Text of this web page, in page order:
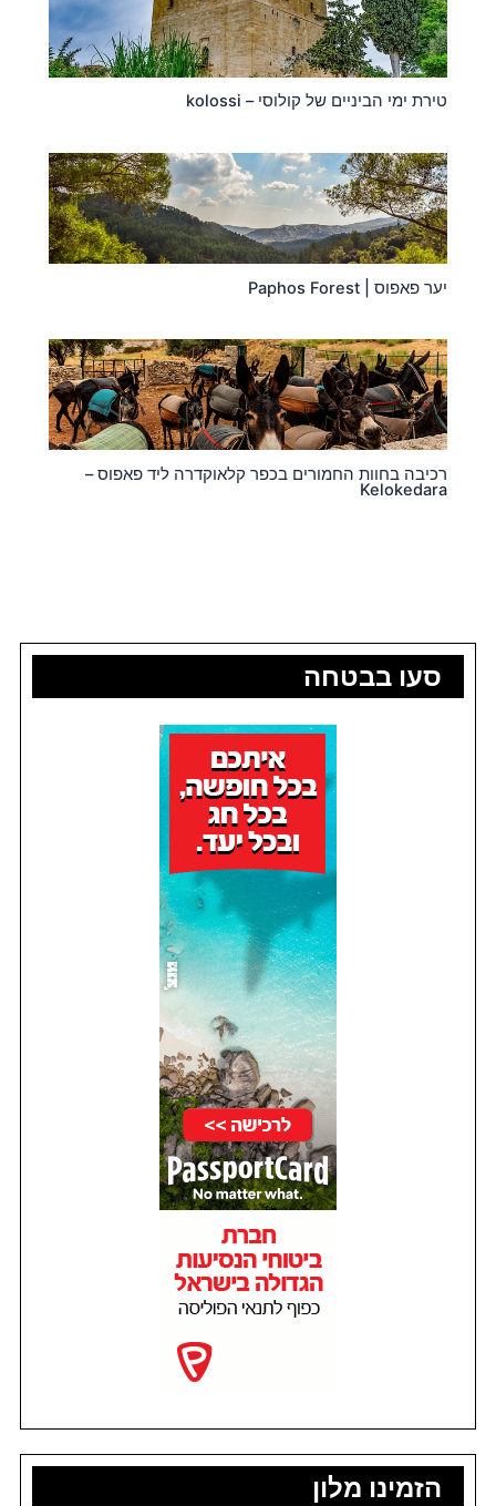
סעו בבטחה
הזמינו מלון
טירת ימי הביניים של קולוסי – kolossi
יער פאפוס | Paphos Forest
רכיבה בחוות החמורים בכפר קלאוקדרה ליד פאפוס –
Kelokedara